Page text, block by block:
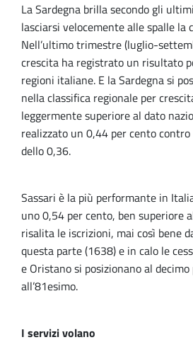
La Sardegna brilla secondo gli
lasciarsi velocemente alle spalle la
Nell’ultimo trimestre (luglio-
crescita ha registrato un risultato
regioni italiane. E la Sardegna si
nella classifica regionale per
leggermente superiore al dato
realizzato un 0,44 per cento
dello 0,36.
Sassari è la più performante in
uno 0,54 per cento, ben superiore
risalita le iscrizioni, mai così bene
questa parte (1638) e in calo le
e Oristano si posizionano al
all’81esimo.
I servizi volano